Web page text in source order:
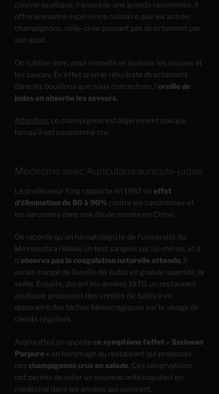
cuisine asiatique, il possède une grande renommée. Il
offre une autre expérience culinaire que les autres
champignons, celle-ci ne passant pas directement par
son goût.
On l’utilise donc pour embellir et épaissir les soupes et
les sauces. En effet si on le réhydrate directement
dans les bouillons que nous concoctons, l’oreille de
judas en absorbe les saveurs.
Attention, ce champignon est légèrement toxique
lorsqu’il est consommé cru.
Médecine avec Auricularia auricula-judae
Le professeur Ying rapporte en 1987 un effet
d’élimination de 80 à 90% contre les carcinomes et
les sarcomes dans une étude menée en Chine.
On raconte qu’un hématologiste de l’université du
Minnesota a réalisé un test sanguin sur lui-même, et il
n’observa pas la coagulation naturelle attendu, il
aurait mangé de l’oreille de Judas en grande quantité, la
veille. Ensuite, durant les années 1970, un restaurant
asiatique proposant des oreilles de Judas a vu
apparaitre des tâches hémorragiques sur le visage de
clients réguliers..
Aujourd’hui on appelle ce symptôme l’effet « Szchwan
Purpure » en hommage au restaurant qui proposait
ces champignons crus en salade. Ces observations
ont permis de créer un nouveau anticoagulant en
médecine dans les années qui suivirent.